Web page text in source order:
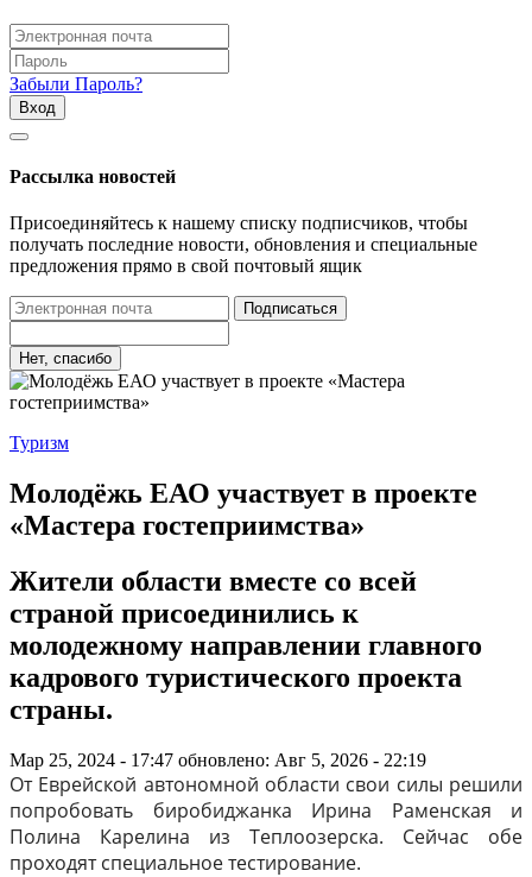
Забыли Пароль?
Вход
Рассылка новостей
Присоединяйтесь к нашему списку подписчиков, чтобы
получать последние новости, обновления и специальные
предложения прямо в свой почтовый ящик
Подписаться
Нет, спасибо
Туризм
Молодёжь ЕАО участвует в проекте
«Мастера гостеприимства»
Жители области вместе со всей
страной присоединились к
молодежному направлении главного
кадрового туристического проекта
страны.
Мар 25, 2024 - 17:47 обновлено: Авг 5, 2026 - 22:19
От Еврейской автономной области свои силы решили
попробовать биробиджанка Ирина Раменская и
Полина Карелина из Теплоозерска. Сейчас обе
проходят специальное тестирование.